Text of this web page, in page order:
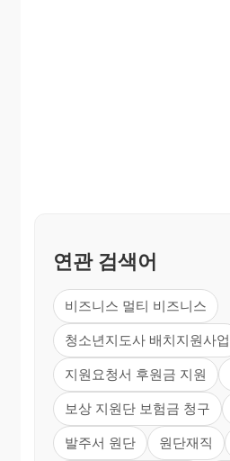
연관 검색어
비즈니스 멀티 비즈니스
청소년지도사 배치지원사업
지원요청서 후원금 지원
보상 지원단 보험금 청구
발주서 원단 원단재직